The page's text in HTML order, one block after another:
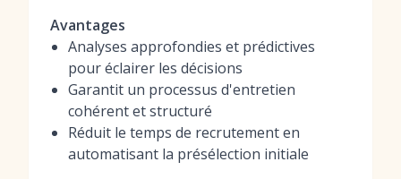
Avantages
Analyses approfondies et prédictives
pour éclairer les décisions
Garantit un processus d'entretien
cohérent et structuré
Réduit le temps de recrutement en
automatisant la présélection initiale